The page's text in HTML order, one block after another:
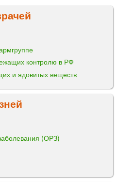
контролю в РФ
и ядовитых веществ
(ОРЗ)